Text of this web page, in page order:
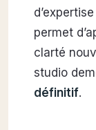
permet
clarté
studio
définitif.